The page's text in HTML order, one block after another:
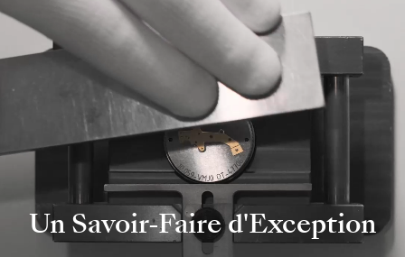
Un Savoir-Faire d'Exception